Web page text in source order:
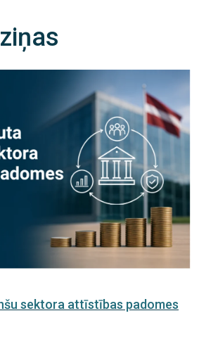
sektora attīstības padomes